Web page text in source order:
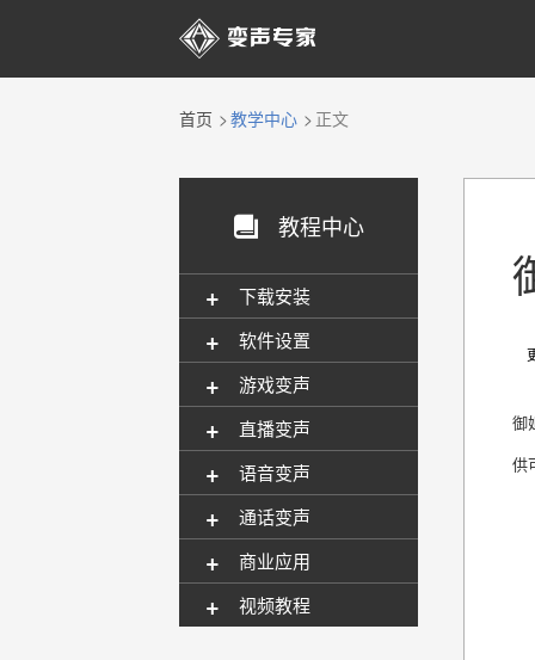

首页 教学中心 正文
 教程中心
下载安装
+
软件设置
+
游戏变声
+
直播变声
+
语音变声
+
通话变声
+
商业应用
+
视频教程
+
御
供